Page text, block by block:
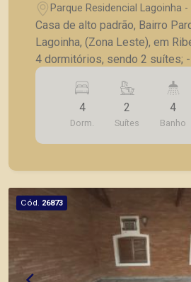
Parque Residencial Lagoinha
Casa de alto padrão, Bairro
Lagoinha, (Zona Leste), em
4 dormitórios, sendo 2 suítes; - 1 banheiro social;
- 1 lavabo; - Sala para 2 ambientes; - Varanda
gourmet; - Área de churrasco; - Piscina; - Área
garagem. Também temos imóveis no Nova
Aliança, Jardim Botânico,
na Zona Sul.
4
Dorm.
2
Suítes
4
Banho
Cód. 26873